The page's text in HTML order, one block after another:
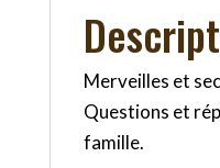
Merveilles et
Questions et
famille.